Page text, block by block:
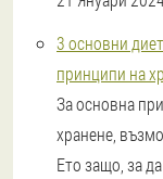
3 основни
принципи на
За основна
хранене,
Ето защо, за